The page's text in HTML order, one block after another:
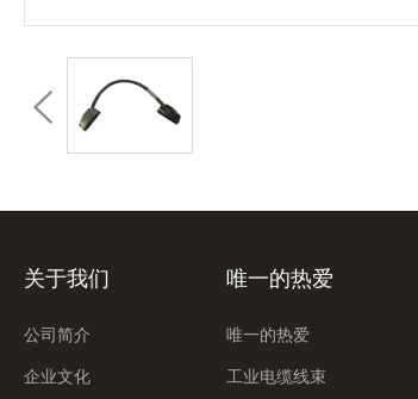
关于我们
公司简介
企业文化
唯一的热爱
唯一的热爱
工业电缆线束